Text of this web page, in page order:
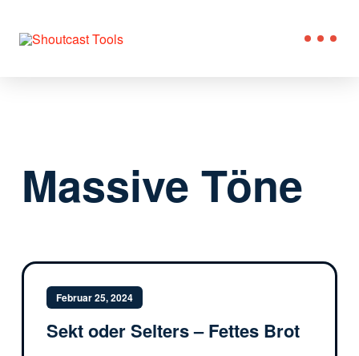
Massive Töne
Februar 25, 2024
Sekt oder Selters – Fettes Brot